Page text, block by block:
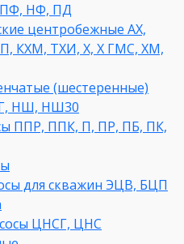
НФ, ПД
центробежные АХ,
КХМ, ТХИ, Х, Х ГМС, ХМ,
(шестеренные)
НШ, НШ30
ППР, ППК, П, ПР, ПБ, ПК,
для скважин ЭЦВ, БЦП
ЦНСГ, ЦНС